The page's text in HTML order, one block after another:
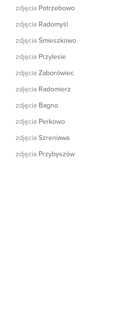
zdjęcia Potrzebowo
zdjęcia Radomyśl
zdjęcia Śmieszkowo
zdjęcia Przylesie
zdjęcia Zaborówiec
zdjęcia Radomierz
zdjęcia Bagno
zdjęcia Perkowo
zdjęcia Szreniawa
zdjęcia Przybyszów